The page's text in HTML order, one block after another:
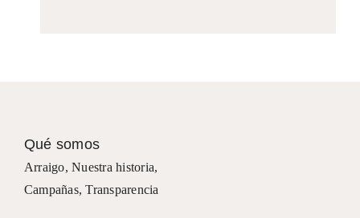
Qué somos
Arraigo,Nuestra historia,
Campañas, Transparencia